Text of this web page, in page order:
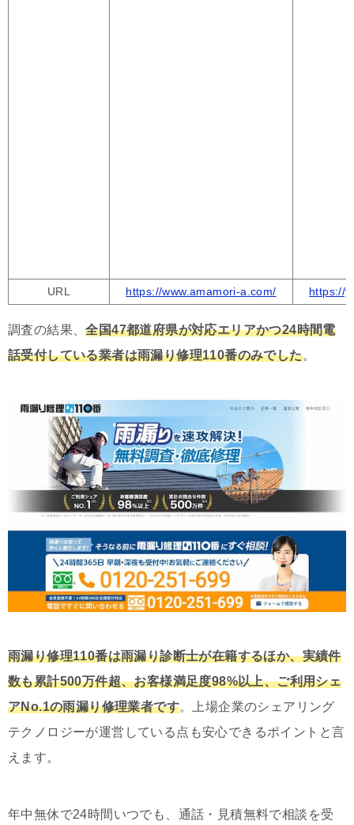
URL https://www.amamori-a.com/ https://
調査の結果、全国47都道府県が対応エリアかつ24時間電
話受付している業者は雨漏り修理110番のみでした。
雨漏り修理110番は雨漏り診断士が在籍するほか、実績件
数も累計500万件超、お客様満足度98%以上、ご利用シェ
アNo.1の雨漏り修理業者です。上場企業のシェアリング
テクノロジーが運営している点も安心できるポイントと言
えます。
年中無休で24時間いつでも、通話・見積無料で相談を受